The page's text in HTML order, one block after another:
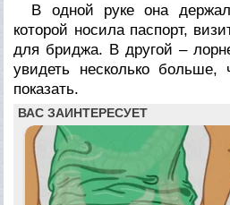
В одной руке она
которой носила паспорт,
для бриджа. В другой –
увидеть несколько
показать.